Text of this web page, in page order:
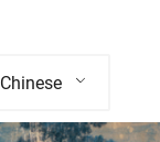
Chinese